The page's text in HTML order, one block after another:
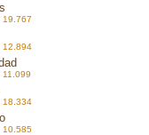
18.334
10.585